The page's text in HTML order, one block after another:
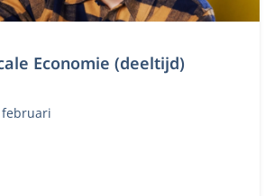
Economie (deeltijd)